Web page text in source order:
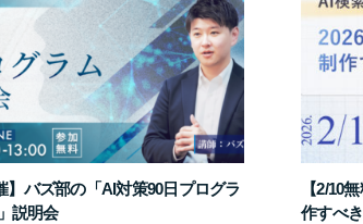
】バズ部の「AI対策90日プログラ
説明会
【2/10
作すべ